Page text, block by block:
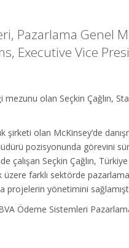
Pazarlama Genel
Executive Vice
olan Seçkin Çağlın,
şirketi olan McKinsey’de
pozisyonunda görevini
çalışan Seçkin Çağlın,
üzere farklı sektörde
yönetimini
Ödeme Sistemleri